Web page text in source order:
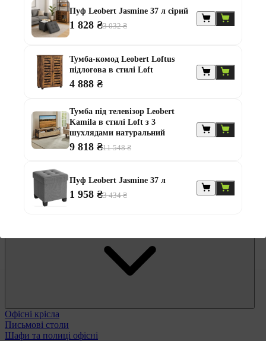
Комплекти садових меблів
Лавки садові
Надувні батути та водні гірки
Садові парасолі
Садові та балконні меблі
Стільці садові
Столи садові
Альтанки
Офісні крісла
Письмові столи
Шафи та полиці офісні
Пуф Leobert Jasmine 37 л сірий
1 828 ₴3 032 ₴
Тумба-комод Leobert Loftus
підлогова в стилі Loft
4 888 ₴
Тумба під телевізор Leobert
Kamila в стилі Loft з 3
шухлядами натуральний
9 818 ₴11 548 ₴
Пуф Leobert Jasmine 37 л
1 958 ₴3 434 ₴